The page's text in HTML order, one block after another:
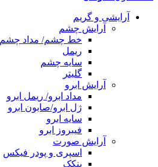
آرایشی و گریم
آرایش چشم
خط چشم/ مداد چشم
ریمل
سایه چشم
گلیتر
آرایش ابرو
مداد ابرو/ ریمل ابرو
ژل ابرو/صابون ابرو
سایه ابرو
فیبروز ابرو
آرایش صورت
اسپری و پودر فیکس
پنکک